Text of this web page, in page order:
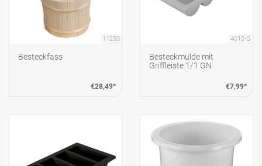
11250
Besteckfass
€28,49*
4010-G
Besteckmulde mit
Griffleiste 1/1 GN
€7,99*